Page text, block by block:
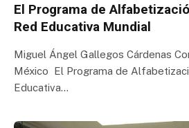
El Programa de
Red Educativa Mundial
Miguel Ángel Gallegos Cárdenas
México El Programa de
Educativa…